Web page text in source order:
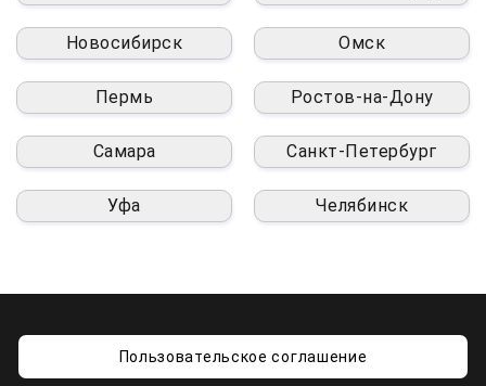
Новосибирск Омск
Пермь Ростов-на-Дону
Самара Санкт-Петербург
Уфа Челябинск
Пользовательское соглашение